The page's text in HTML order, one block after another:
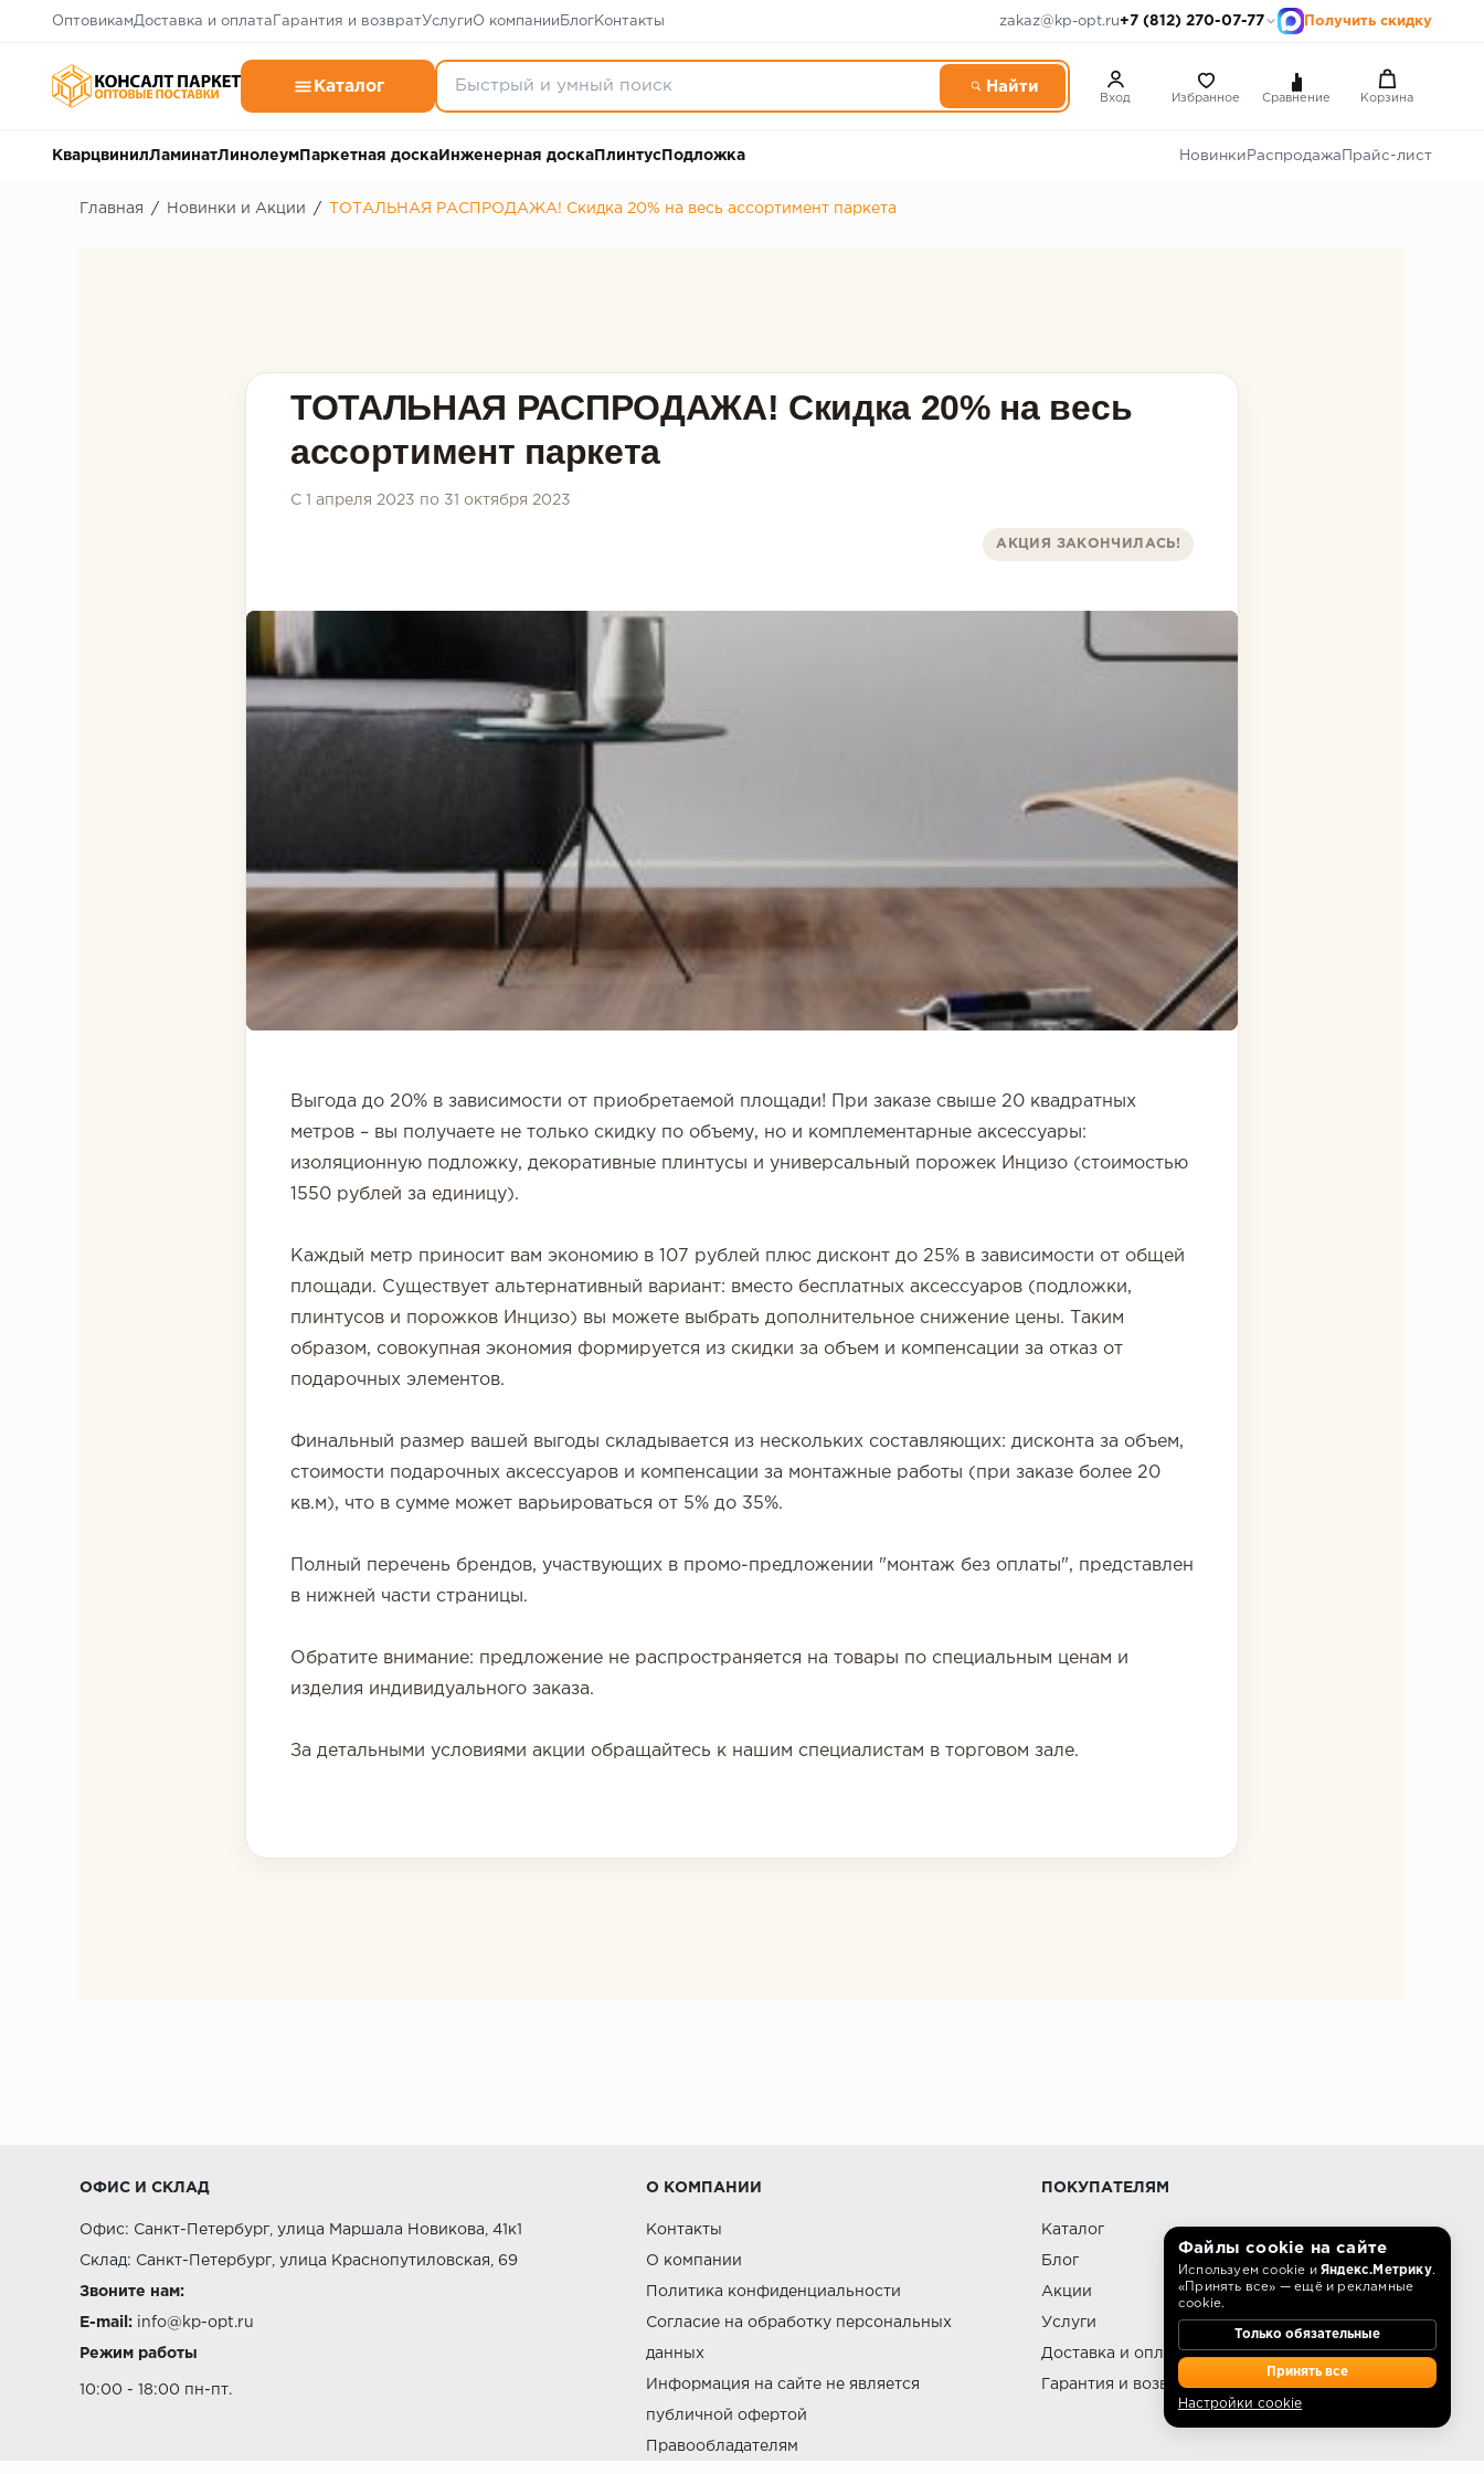
ОптовикамДоставка и оплата Гарантия и возвратУслугиО компании БлогКонтакты zakaz@kp-opt.ru+7 (812) 270-07-77 Получить скидку
Каталог
Вход Избранное Сравнение Корзина
КварцвинилЛаминатЛинолеум Паркетная доска Инженерная доска Плинтус Подложка Новинки Распродажа Прайс-лист
Главная / Новинки и Акции / ТОТАЛЬНАЯ РАСПРОДАЖА! Скидка 20% на весь ассортимент паркета
ТОТАЛЬНАЯ РАСПРОДАЖА! Скидка 20% на весь
ассортимент паркета
С 1 апреля 2023 по 31 октября 2023
АКЦИЯ ЗАКОНЧИЛАСЬ!
Выгода до 20% в зависимости от приобретаемой площади! При заказе свыше 20 квадратных
метров – вы получаете не только скидку по объему, но и комплементарные аксессуары:
изоляционную подложку, декоративные плинтусы и универсальный порожек Инцизо (стоимостью
1550 рублей за единицу).
Каждый метр приносит вам экономию в 107 рублей плюс дисконт до 25% в зависимости от общей
площади. Существует альтернативный вариант: вместо бесплатных аксессуаров (подложки,
плинтусов и порожков Инцизо) вы можете выбрать дополнительное снижение цены. Таким
образом, совокупная экономия формируется из скидки за объем и компенсации за отказ от
подарочных элементов.
Финальный размер вашей выгоды складывается из нескольких составляющих: дисконта за объем,
стоимости подарочных аксессуаров и компенсации за монтажные работы (при заказе более 20
кв.м), что в сумме может варьироваться от 5% до 35%.
Полный перечень брендов, участвующих в промо-предложении "монтаж без оплаты", представлен
в нижней части страницы.
Обратите внимание: предложение не распространяется на товары по специальным ценам и
изделия индивидуального заказа.
За детальными условиями акции обращайтесь к нашим специалистам в торговом зале.
ОФИС И СКЛАД
Офис: Санкт-Петербург, улица Маршала Новикова, 41к1
Склад: Санкт-Петербург, улица Краснопутиловская, 69
Звоните нам:
E-mail: info@kp-opt.ru
Режим работы
10:00 - 18:00 пн-пт.
О КОМПАНИИ
Контакты
О компании
Политика конфиденциальности
Согласие на обработку персональных
данных
Информация на сайте не является
публичной офертой
Правообладателям
ПОКУПАТЕЛЯМ
Каталог
Блог
Акции
Услуги
Доставка и оплата
Гарантия и возврат
Файлы cookie на сайте
Используем cookie и Яндекс.Метрику.
«Принять все» — ещё и рекламные
cookie.
Только обязательные
Принять все
Настройки cookie